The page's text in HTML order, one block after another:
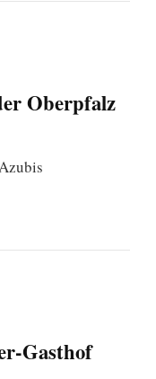
Oberpfalz
Gasthof